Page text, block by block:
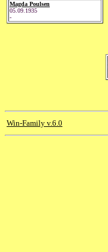
Magda Poulsen
05.09.1935
-
Win-Family v.6.0